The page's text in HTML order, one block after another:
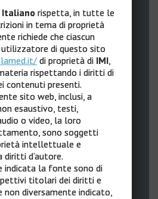
Italiano rispetta, in tutte le
in tema di proprietà
richiede che ciascun
di questo sito
di proprietà di IMI
rispettando i diritti di
contenuti presenti.
sito web, inclusi, a
esaustivo, testi,
o video, la loro
sono soggetti
intellettuale e
d’autore.
indicata la fonte sono di
titolari dei diritti e
diversamente indicato,